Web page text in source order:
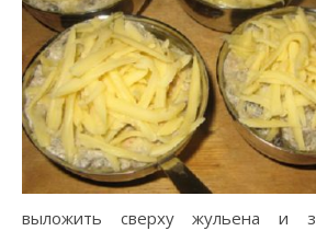
выложить сверху жульена и